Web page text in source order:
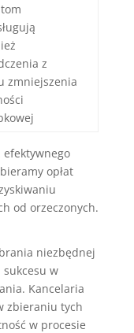
z
zmniejszenia
efektywnego
opłat
od orzeczonych.
niezbędnej
w
Kancelaria
zbieraniu tych
w procesie